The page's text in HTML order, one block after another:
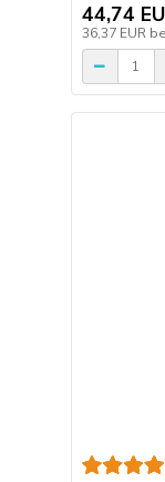
44,74
36,37 EUR